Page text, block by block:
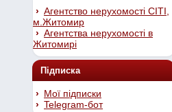
Агентство нерухомості СІТІ,
м.Житомир
Агентства нерухомості в
Житомирі
Підписка
Мої підписки
Telegram-бот